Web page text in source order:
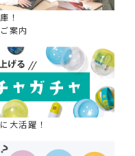
！
案内
大活躍！